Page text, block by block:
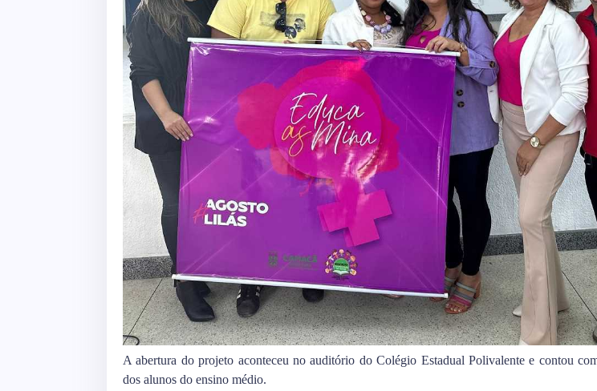
A abertura do projeto aconteceu no auditório do Colégio Estadual Polivalente e contou
dos alunos do ensino médio.